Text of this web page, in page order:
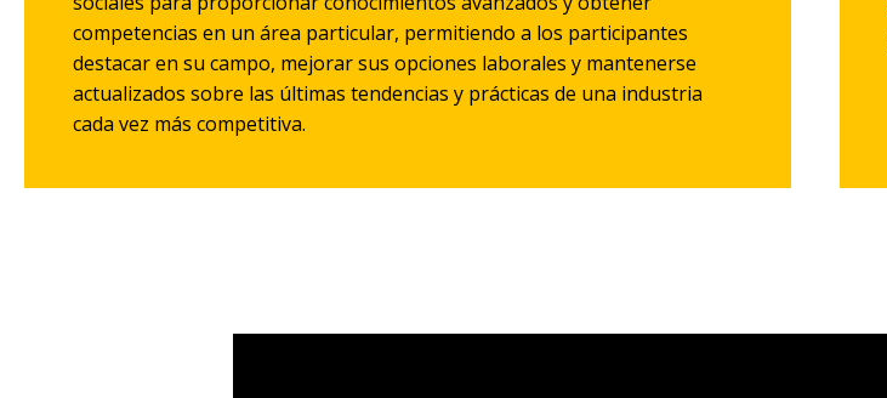
competencias en un área particular, permitiendo a los participantes
destacar en su campo, mejorar sus opciones laborales y mantenerse
actualizados sobre las últimas tendencias y prácticas de una industria
cada vez más competitiva.